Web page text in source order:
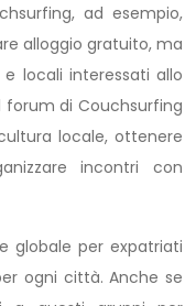
ad esempio,
alloggio gratuito, ma
locali interessati allo
forum di Couchsurfing
locale, ottenere
incontri con
globale per expatriati
ogni città. Anche se